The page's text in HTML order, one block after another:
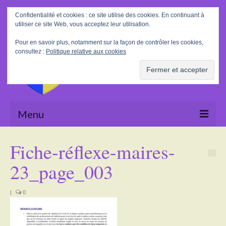
Rechercher
:
Menu
La Mairie
Le village
Fiche-réflexe-maires-
23_page_003
| 0
Confidentialité et cookies : ce site utilise des cookies. En continuant à
utiliser ce site Web, vous acceptez leur utilisation.
Pour en savoir plus, notamment sur la façon de contrôler les cookies,
consultez : Politique relative aux cookies